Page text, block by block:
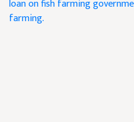
loan on fish farming
farming.